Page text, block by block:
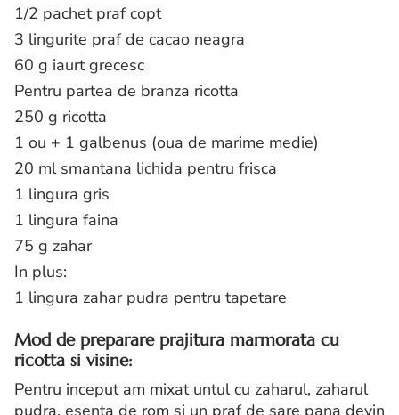
1/2 pachet praf copt
3 lingurite praf de cacao neagra
60 g iaurt grecesc
Pentru partea de branza ricotta
250 g ricotta
1 ou + 1 galbenus (oua de marime medie)
20 ml smantana lichida pentru frisca
1 lingura gris
1 lingura faina
75 g zahar
In plus:
1 lingura zahar pudra pentru tapetare
Mod de preparare prajitura marmorata cu
ricotta si visine:
Pentru inceput am mixat untul cu zaharul, zaharul